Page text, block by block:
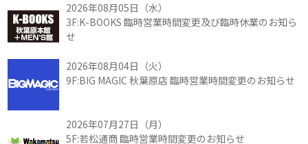
2026年08月05日（水）
3F:K-BOOKS 臨時営業時間変更及び臨時休業のお知ら
せ
2026年08月04日（火）
9F:BIG MAGIC 秋葉原店 臨時営業時間変更のお知らせ
2026年07月27日（月）
5F:若松通商 臨時営業時間変更のお知らせ